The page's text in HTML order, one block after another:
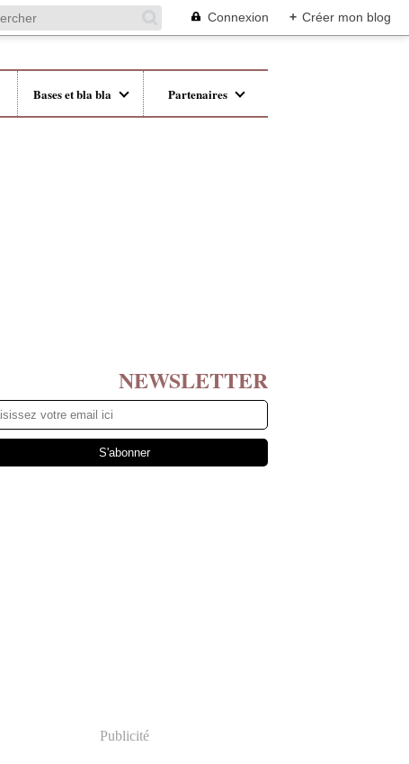
Connexion + Créer mon blog
Bases et bla bla Partenaires
NEWSLETTER
Publicité